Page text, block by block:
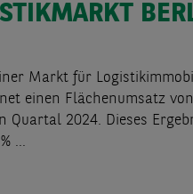
Markt für
einen Flächenumsatz
Quartal 2024. Dieses
...